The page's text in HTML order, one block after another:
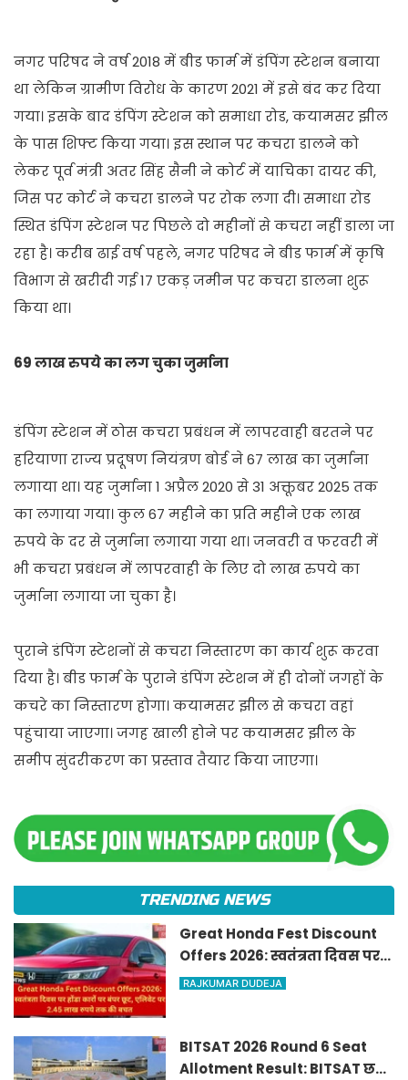
नगर परिषद ने वर्ष 2018 में बीड फार्म में डंपिंग स्टेशन बनाया
था लेकिन ग्रामीण विरोध के कारण 2021 में इसे बंद कर दिया
गया। इसके बाद डंपिंग स्टेशन को समाधा रोड, कयामसर झील
के पास शिफ्ट किया गया। इस स्थान पर कचरा डालने को
लेकर पूर्व मंत्री अतर सिंह सैनी ने कोर्ट में याचिका दायर की,
जिस पर कोर्ट ने कचरा डालने पर रोक लगा दी। समाधा रोड
स्थित डंपिंग स्टेशन पर पिछले दो महीनों से कचरा नहीं डाला जा
रहा है। करीब ढाई वर्ष पहले, नगर परिषद ने बीड फार्म में कृषि
विभाग से खरीदी गई 17 एकड़ जमीन पर कचरा डालना शुरू
किया था।
69 लाख रुपये का लग चुका जुर्माना
डंपिंग स्टेशन में ठोस कचरा प्रबंधन में लापरवाही बरतने पर
हरियाणा राज्य प्रदूषण नियंत्रण बोर्ड ने 67 लाख का जुर्माना
लगाया था। यह जुर्माना 1 अप्रैल 2020 से 31 अक्तूबर 2025 तक
का लगाया गया। कुल 67 महीने का प्रति महीने एक लाख
रुपये के दर से जुर्माना लगाया गया था। जनवरी व फरवरी में
भी कचरा प्रबंधन में लापरवाही के लिए दो लाख रुपये का
जुर्माना लगाया जा चुका है।
पुराने डंपिंग स्टेशनों से कचरा निस्तारण का कार्य शुरू करवा
दिया है। बीड फार्म के पुराने डंपिंग स्टेशन में ही दोनों जगहों के
कचरे का निस्तारण होगा। कयामसर झील से कचरा वहां
पहुंचाया जाएगा। जगह खाली होने पर कयामसर झील के
समीप सुंदरीकरण का प्रस्ताव तैयार किया जाएगा।
TRENDING NEWS
Great Honda Fest Discount
Offers 2026: स्वतंत्रता दिवस पर
होंडा कारों पर बंपर छूट, एलिवेट पर
RAJKUMAR DUDEJA
BITSAT 2026 Round 6 Seat
Allotment Result: BITSAT छठे